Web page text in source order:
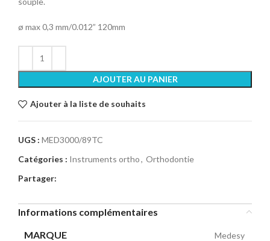
ø max 0,3 mm/0.012” 120mm
AJOUTER AU PANIER
Ajouter à la liste de souhaits
UGS : MED3000/89TC
Catégories : Instruments ortho, Orthodontie
Partager:
Informations complémentaires
MARQUE
Medesy